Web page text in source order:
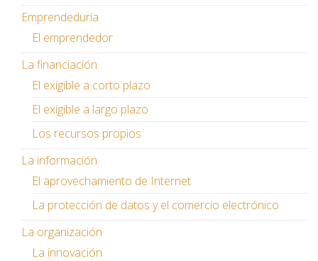
Emprendeduría
El emprendedor
La financiación
El exigible a corto plazo
El exigible a largo plazo
Los recursos propios
La información
El aprovechamiento de Internet
La protección de datos y el comercio electrónico
La organización
La innovación